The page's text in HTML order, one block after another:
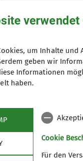
Programm
um Inhalte
geben wir
Informationen
haben.
Cookie
Für den